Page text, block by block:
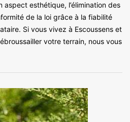
aspect esthétique, l’élimination des
de la loi grâce à la fiabilité
Si vous vivez à Escoussens et
votre terrain, nous vous